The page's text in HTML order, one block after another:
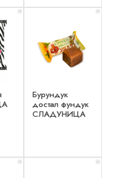
x 1 x 1
Бурундук
достал фундук
СЛАДУНИЦА
x 1 x 1